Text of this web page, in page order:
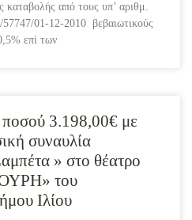
από τους υπ’ αριθμ.
01-12-2010 βεβαιωτικούς
επί των
3.198,00€ με
συναυλία
» στο θέατρο
του
Ιλίου